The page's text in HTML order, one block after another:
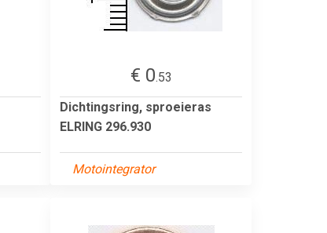
€ 0.53
Dichtingsring, sproeieras
ELRING 296.930
Motointegrator